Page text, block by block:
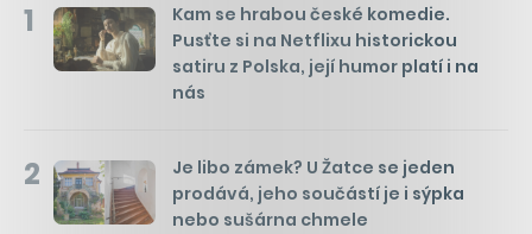
1
Kam se hrabou české komedie.
Pusťte si na Netflixu historickou
satiru z Polska, její humor platí i na
nás
2
Je libo zámek? U Žatce se jeden
prodává, jeho součástí je i sýpka
nebo sušárna chmele